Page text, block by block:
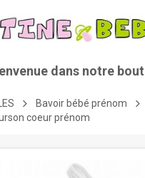
dans notre
Bavoir bébé prénom
coeur prénom